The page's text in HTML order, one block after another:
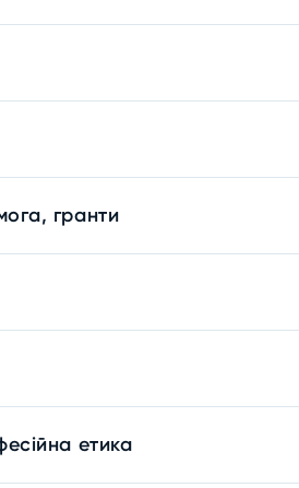
гранти
етика